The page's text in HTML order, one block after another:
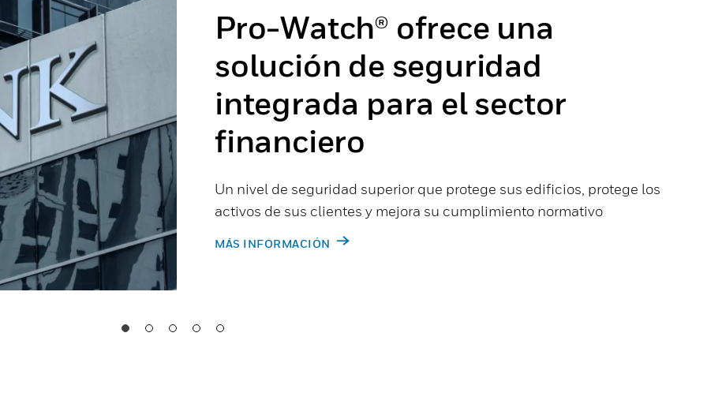
Pro-Watch® ofrece una
solución de seguridad
integrada para el sector
financiero
Un nivel de seguridad superior que protege sus edificios, protege los
activos de sus clientes y mejora su cumplimiento normativo
MÁS INFORMACIÓN